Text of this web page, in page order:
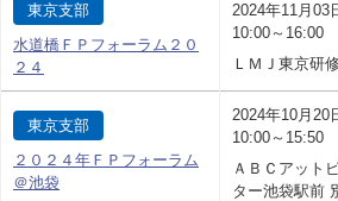
東京支部
水道橋ＦＰフォーラム２０
２４
2024年11月03
10:00～16:00
ＬＭＪ東京研
東京支部
２０２４年ＦＰフォーラム
＠池袋
2024年10月20
10:00～15:50
ＡＢＣアット
ター池袋駅前